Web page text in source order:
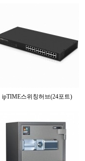
ipTIME스위칭허브(24포트)